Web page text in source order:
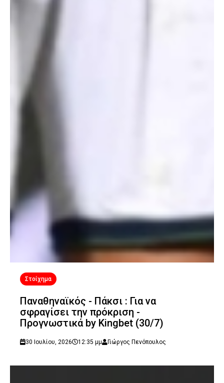
Στοίχημα
Παναθηναϊκός - Πάκσι : Για να
σφραγίσει την πρόκριση -
Προγνωστικά by Kingbet (30/7)
30 Ιουλίου, 2026 12:35 μμ Γιώργος Πενόπουλος